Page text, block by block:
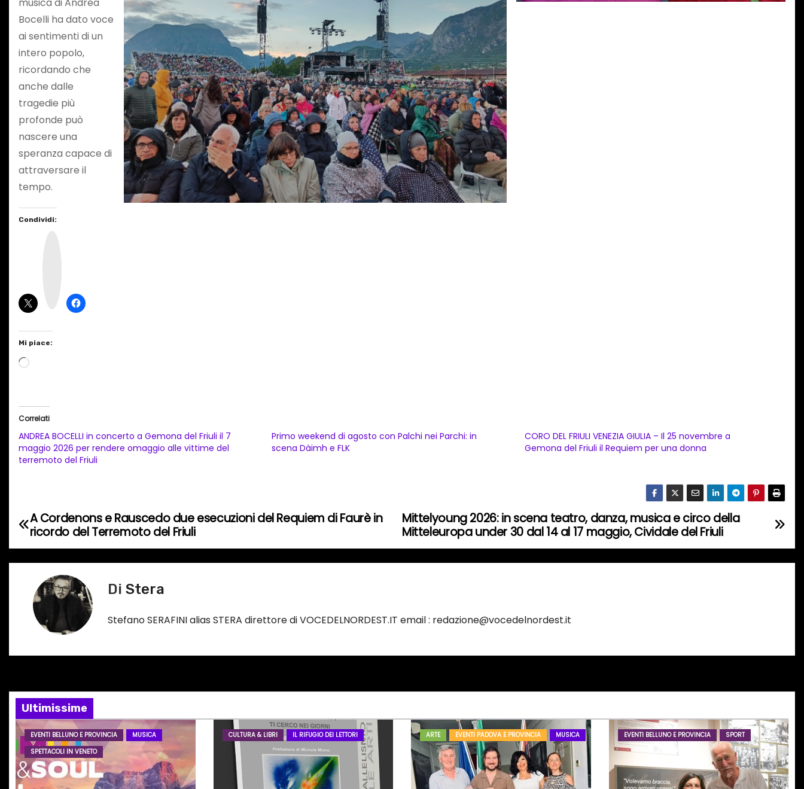
Bocelli ha dato voce
ai sentimenti di un
intero popolo,
ricordando che
anche dalle
tragedie più
profonde può
nascere una
speranza capace di
attraversare il
tempo.
Condividi:
Mi piace:
C
a
m
t
o
i
n
o
Correlati
ANDREA BOCELLI in concerto a Gemona del Friuli il 7
maggio 2026 per rendere omaggio alle vittime del
terremoto del Friuli
Primo weekend di agosto con Palchi nei Parchi: in
scena Dàimh e FLK
CORO DEL FRIULI VENEZIA GIULIA – Il 25 novembre a
Gemona del Friuli il Requiem per una donna
N
a
i
o
n
e
Mittelyoung 2026: in scena teatro, danza, musica e circo della
Mitteleuropa under 30 dal 14 al 17 maggio, Cividale del Friuli
A Cordenons e Rauscedo due esecuzioni del Requiem di Faurè in
ricordo del Terremoto del Friuli
Di Stera
Stefano SERAFINI alias STERA direttore di VOCEDELNORDEST.IT email : redazione@vocedelnordest.it
Ultimissime
EVENTI BELLUNO E PROVINCIA
MUSICA
SPETTACOLI IN VENETO
CULTURA & LIBRI IL RIFUGIO DEI LETTORI ARTE EVENTI PADOVA E PROVINCIA MUSICA EVENTI BELLUNO E PROVINCIA SPORT